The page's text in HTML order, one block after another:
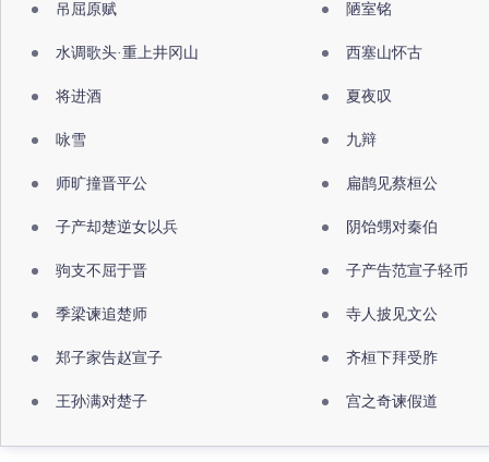
吊屈原赋 陋室铭
水调歌头·重上井冈山 西塞山怀古
将进酒 夏夜叹
咏雪 九辩
师旷撞晋平公 扁鹊见蔡桓公
子产却楚逆女以兵 阴饴甥对秦伯
驹支不屈于晋 子产告范宣子轻币
季梁谏追楚师 寺人披见文公
郑子家告赵宣子 齐桓下拜受胙
王孙满对楚子 宫之奇谏假道